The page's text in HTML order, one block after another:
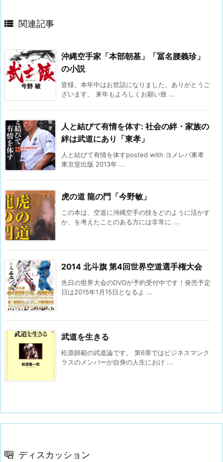
 関連記事
沖縄空手家「本部朝基」「冨名腰義珍」
の小説
皆様、本年中はお世話になりました。ありがとうご
ざいます。 来年もよろしくお願い致 ...
人と結びて有情を体す: 社会の絆・家族の
絆は武道にあり「東孝」
人と結びて有情を体すposted with ヨメレバ東孝
東京堂出版 2013年 ...
虎の道 龍の門「今野敏」
この本は、空道に沖縄空手の技をどのように活かす
か、を考えたことのある方には非常に ...
2014 北斗旗 第4回世界空道選手権大会
先日の世界大会のDVDが予約受付中です！発売予定
日は2015年1月15日となるよ ...
武道を生きる
松原師範の武道論です。 第6章ではビジネスマンク
ラスのメンバーが自身の人生におけ ...
ディスカッション